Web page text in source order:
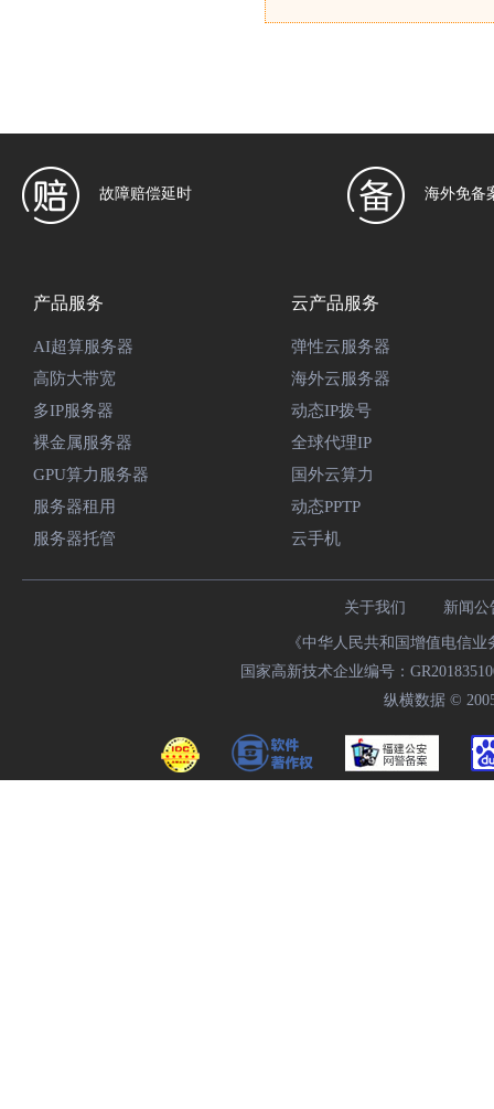
故障赔偿延时 海外免备
产品服务
AI超算服务器
高防大带宽
多IP服务器
裸金属服务器
GPU算力服务器
服务器租用
服务器托管
云产品服务
弹性云服务器
海外云服务器
动态IP拨号
全球代理IP
国外云算力
动态PPTP
云手机
关于我们 新闻公
《中华人民共和国增值电信
国家高新技术企业编号：
纵横数据 ©